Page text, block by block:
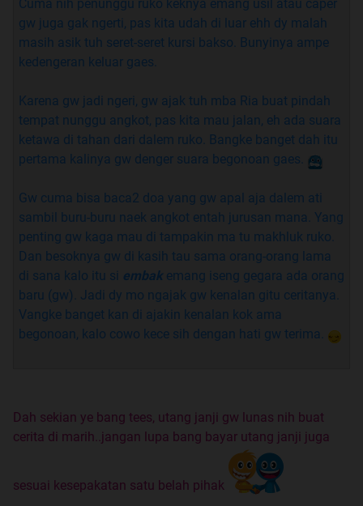
Wedew ... hampir kelupaan! Terakhir neh sebelom lanjut
cerita. Siap-siap dulu lu pade. Jangan lupa kunci kamar,
matiin lampu, baca pas malem-malem, dan pastiin ada
begonoan yang kaga diundang ikut nemenin lu pada baca
Cuma nih penunggu ruko keknya emang usil atau caper
gw juga gak ngerti, pas kita udah di luar ehh dy malah
masih asik tuh seret-seret kursi bakso. Bunyinya ampe
kedengeran keluar gaes.
Karena gw jadi ngeri, gw ajak tuh mba Ria buat pindah
tempat nunggu angkot, pas kita mau jalan, eh ada suara
ketawa di tahan dari dalem ruko. Bangke banget dah itu
pertama kalinya gw denger suara begonoan gaes.
Gw cuma bisa baca2 doa yang gw apal aja dalem ati
sambil buru-buru naek angkot entah jurusan mana. Yang
penting gw kaga mau di tampakin ma tu makhluk ruko.
Dan besoknya gw di kasih tau sama orang-orang lama
di sana kalo itu si embak emang iseng gegara ada orang
baru (gw). Jadi dy mo ngajak gw kenalan gitu ceritanya.
Vangke banget kan di ajakin kenalan kok ama
begonoan, kalo cowo kece sih dengan hati gw terima.
Dah sekian ye bang tees, utang janji gw lunas nih buat
cerita di marih..jangan lupa bang bayar utang janji juga
sesuai kesepakatan satu belah pihak